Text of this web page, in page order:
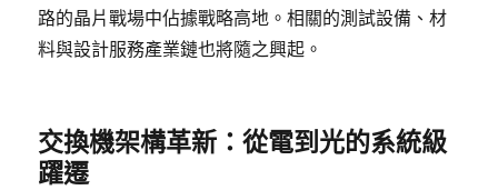
路的晶片戰場中佔據戰略高地。相關的測試設備、材
料與設計服務產業鏈也將隨之興起。
交換機架構革新：從電到光的系統級
躍遷